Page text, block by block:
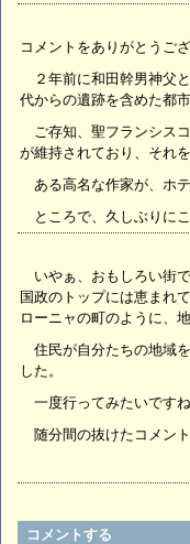
コメントをありがとうござ
２年前に和田幹男神父
代からの遺跡を含めた都
ご存知、聖フランシス
が維持されており、それ
ある高名な作家が、ホ
ところで、久しぶりに
いやぁ、おもしろい街
国政のトップには恵まれ
ローニャの町のように、
住民が自分たちの地域
した。
一度行ってみたいです
随分間の抜けたコメン
コメントする